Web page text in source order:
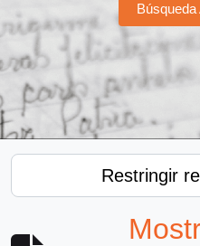
Restringir